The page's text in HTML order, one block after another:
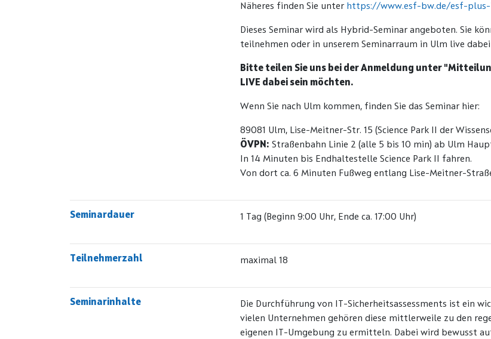
Näheres finden Sie unter https://www.esf-bw.de/esf-
Dieses Seminar wird als Hybrid-Seminar angeboten. Sie
teilnehmen oder in unserem Seminarraum in Ulm live dabei
Bitte teilen Sie uns bei der Anmeldung unter
LIVE dabei sein möchten.
Wenn Sie nach Ulm kommen, finden Sie das Seminar hier:
89081 Ulm, Lise-Meitner-Str. 15 (Science Park II der
ÖVPN: Straßenbahn Linie 2 (alle 5 bis 10 min) ab Ulm
In 14 Minuten bis Endhaltestelle Science Park II fahren.
Von dort ca. 6 Minuten Fußweg entlang Lise-Meitner-
Seminardauer 1 Tag (Beginn 9:00 Uhr, Ende ca. 17:00 Uhr)
Teilnehmerzahl maximal 18
Seminarinhalte
Die Durchführung von IT-Sicherheitsassessments ist ein
vielen Unternehmen gehören diese mittlerweile zu den
eigenen IT-Umgebung zu ermitteln. Dabei wird bewusst